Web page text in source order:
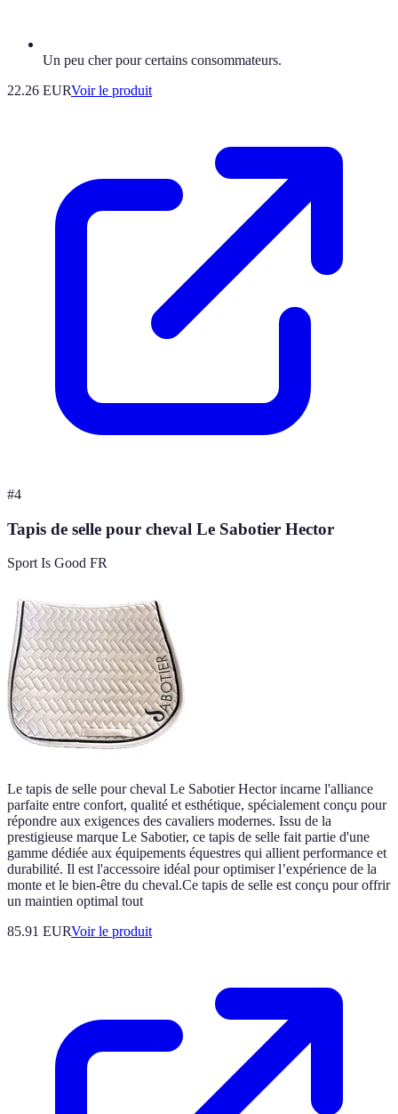
Un peu cher pour certains consommateurs.
22.26 EURVoir le produit
#4
Tapis de selle pour cheval Le Sabotier Hector
Sport Is Good FR
Le tapis de selle pour cheval Le Sabotier Hector incarne l'alliance
parfaite entre confort, qualité et esthétique, spécialement conçu pour
répondre aux exigences des cavaliers modernes. Issu de la
prestigieuse marque Le Sabotier, ce tapis de selle fait partie d'une
gamme dédiée aux équipements équestres qui allient performance et
durabilité. Il est l'accessoire idéal pour optimiser l’expérience de la
monte et le bien-être du cheval.Ce tapis de selle est conçu pour offrir
un maintien optimal tout
85.91 EURVoir le produit